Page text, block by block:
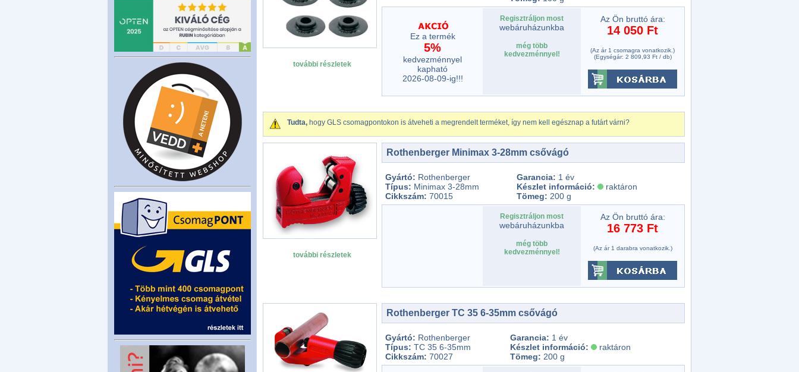
további részletek
Ez a termék
5%
kedvezménnyel
kapható
2026-08-09-ig!!!
Regisztráljon most
webáruházunkba
még több
kedvezménnyel!
Az Ön bruttó ára:
14 050 Ft
(Az ár 1 csomagra vonatkozik.)
(Egységár: 2 809,93 Ft / db)
Tudta, hogy GLS csomagpontokon is átveheti a megrendelt terméket, így nem kell egésznap a futárt várni?
további részletek
Rothenberger Minimax 3-28mm csővágó
Gyártó: Rothenberger
Típus: Minimax 3-28mm
Cikkszám: 70015
Garancia: 1 év
Készlet információ:
raktáron
Tömeg: 200 g
Regisztráljon most
webáruházunkba
még több
kedvezménnyel!
Az Ön bruttó ára:
16 773 Ft
(Az ár 1 darabra vonatkozik.)
Rothenberger TC 35 6-35mm csővágó
Gyártó: Rothenberger
Típus: TC 35 6-35mm
Cikkszám: 70027
Garancia: 1 év
Készlet információ:
raktáron
Tömeg: 200 g